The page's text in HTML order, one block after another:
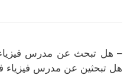
– هل تبحث عن مدرس فيزياء
هل تبحثين عن مدرس فيزياء